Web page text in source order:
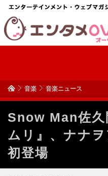
音楽 音楽ニュース
Snow Man佐久
ムリ』、ナナ
初登場